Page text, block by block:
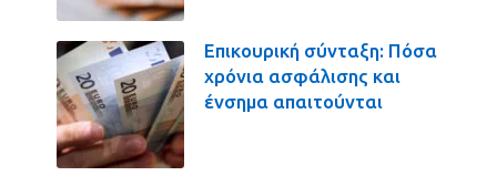
Επικουρική σύνταξη: Πόσα
χρόνια ασφάλισης και
ένσημα απαιτούνται